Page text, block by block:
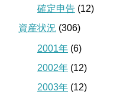
確定申告 (12)
資産状況 (306)
2001年 (6)
2002年 (12)
2003年 (12)